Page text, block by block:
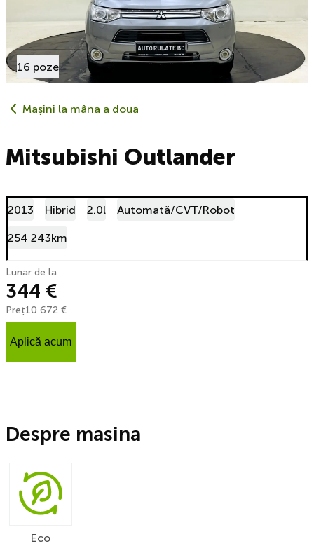
16 poze
Mașini la mâna a doua
Mitsubishi Outlander
2013 Hibrid 2.0l Automată/CVT/Robot
254 243km
Lunar de la
344 €
Preț10 672 €
Aplică acum
Despre masina
Eco